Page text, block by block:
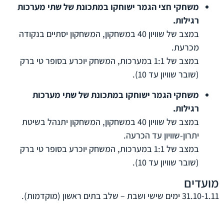
משחקי חצי הגמר ישוחקו במתכונת של שתי מערכות
רגילות.
במצב של שוויון 40 במשחקון, המשחקון יסתיים בנקודה
מכרעת.
במצב של 1:1 במערכות, המשחק יוכרע בסופר טי ברק
(שובר שוויון עד 10).
משחקי הגמר ישוחקו במתכונת של שתי מערכות
רגילות.
במצב של שוויון 40 במשחקון, המשחקון יתנהל בשיטת
יתרון-שוויון עד הכרעה.
במצב של 1:1 במערכות, המשחק יוכרע בסופר טי ברק
(שובר שוויון עד 10).
מועדים
31.10-1.11 ימים שישי ושבת – שלב בתים ראשון (מוקדמות).